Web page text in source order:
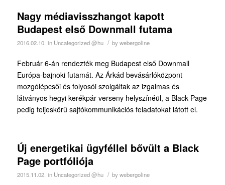
Nagy médiavisszhangot kapott
Budapest első Downmall futama
2016.02.10. in Uncategorized @hu / bywebergoline
Február 6-án rendezték meg Budapest első Downmall
Európa-bajnoki futamát. Az Árkád bevásárlóközpont
mozgólépcsői és folyosói szolgáltak az izgalmas és
látványos hegyi kerékpár verseny helyszínéül, a Black Page
pedig teljeskörű sajtókommunikációs feladatokat látott el.
Új energetikai ügyféllel bővült a Black
Page portfóliója
2015.11.02. in Uncategorized @hu / bywebergoline